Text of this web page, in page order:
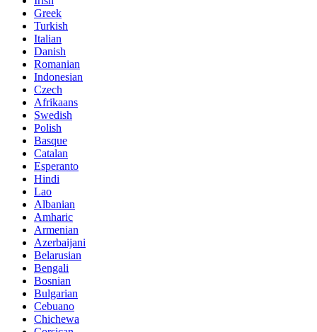
Greek
Turkish
Italian
Danish
Romanian
Indonesian
Czech
Afrikaans
Swedish
Polish
Basque
Catalan
Esperanto
Hindi
Lao
Albanian
Amharic
Armenian
Azerbaijani
Belarusian
Bengali
Bosnian
Bulgarian
Cebuano
Chichewa